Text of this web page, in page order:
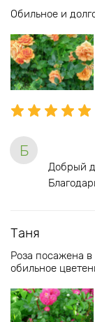
Обильное и
Б
Добрый
Таня
Роза посажена
обильное